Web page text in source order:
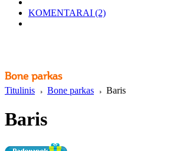
KOMENTARAI (2)
Titulinis Bone parkas Baris
Baris